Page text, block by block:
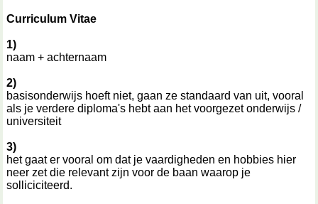
Curriculum Vitae
1)
naam + achternaam
2)
basisonderwijs hoeft niet, gaan ze standaard van uit, vooral
als je verdere diploma's hebt aan het voorgezet onderwijs /
universiteit
3)
het gaat er vooral om dat je vaardigheden en hobbies hier
neer zet die relevant zijn voor de baan waarop je
solliciciteerd.